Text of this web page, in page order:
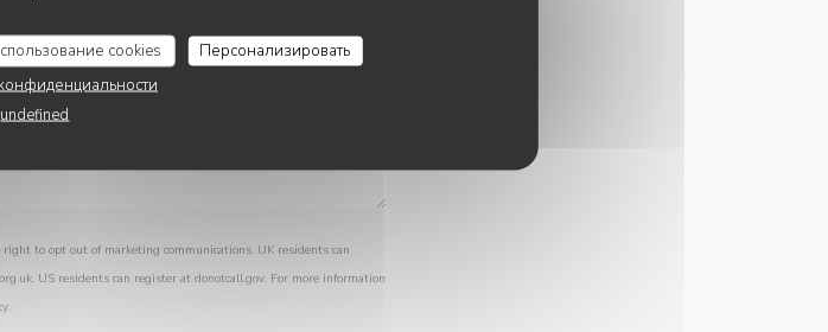
cookies
Персонализировать
undefined
to opt out of marketing communications. UK residents can
. US residents can register at donotcall.gov. For more information
.
RAGOT